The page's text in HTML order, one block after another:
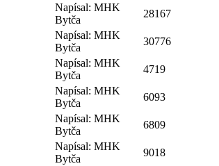
Napísal: MHK
Bytča
28167
Napísal: MHK
Bytča
30776
Napísal: MHK
Bytča
4719
Napísal: MHK
Bytča
6093
Napísal: MHK
Bytča
6809
Napísal: MHK
Bytča
9018